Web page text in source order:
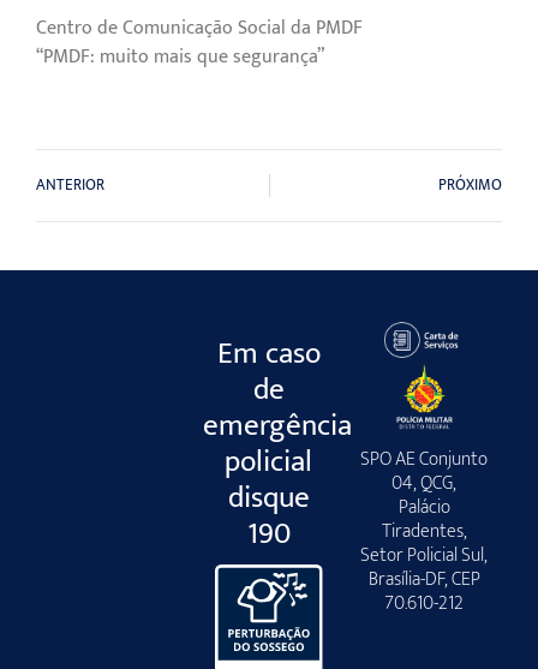
Centro de Comunicação Social da PMDF
“PMDF: muito mais que segurança”
ANTERIOR PRÓXIMO
Em caso
de
emergência
policial
disque
190
SPO AE Conjunto
04, QCG,
Palácio
Tiradentes,
Setor Policial Sul,
Brasília-DF, CEP
70.610-212